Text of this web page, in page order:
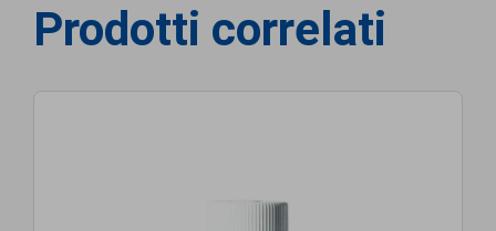
Prodotti correlati